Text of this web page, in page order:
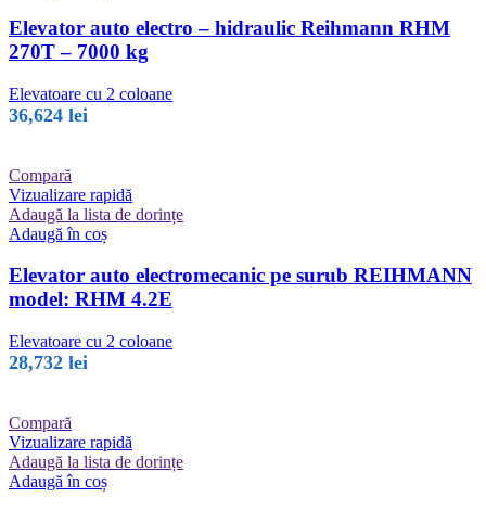
Elevator auto electro – hidraulic Reihmann RHM
270T – 7000 kg
Elevatoare cu 2 coloane
36,624 lei
Compară
Vizualizare rapidă
Adaugă la lista de dorințe
Adaugă în coș
Elevator auto electromecanic pe surub REIHMANN
model: RHM 4.2E
Elevatoare cu 2 coloane
28,732 lei
Compară
Vizualizare rapidă
Adaugă la lista de dorințe
Adaugă în coș